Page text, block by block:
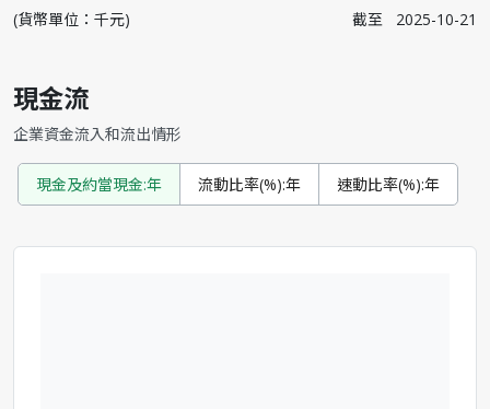
(貨幣單位：千元) 截至 2025-10-21
現金流
企業資金流入和流出情形
現金及約當現金:年 流動比率(%):年 速動比率(%):年